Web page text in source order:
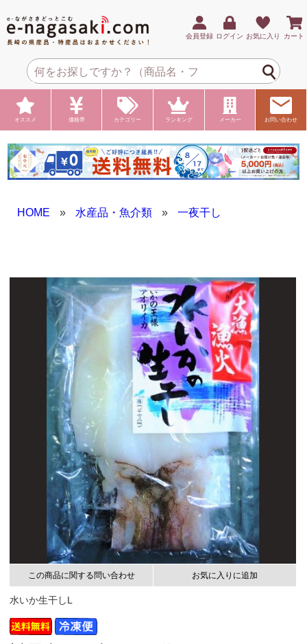
会員登録 ログイン お気に入り カート
オススメ 価格帯 カテゴリー ランキング メーカー お問い合わせ
HOME » 水産品・魚介類 » 一夜干し
この商品に関する問い合わせ お気に入りに追加
水いか生干しL